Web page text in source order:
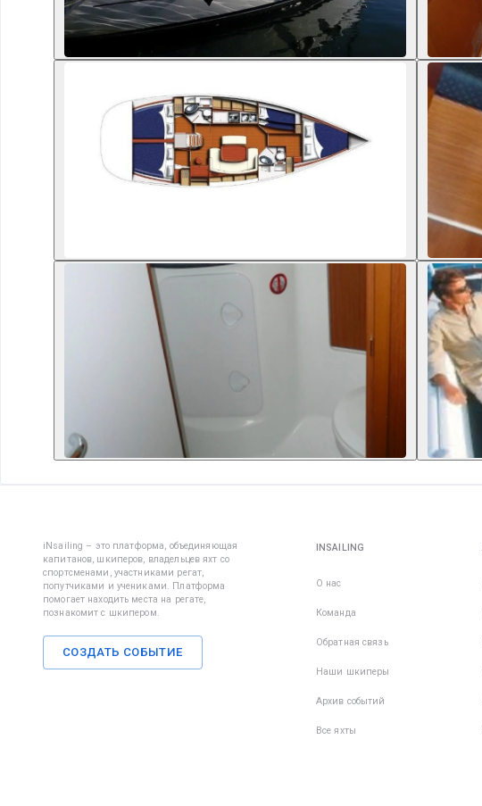
iNsailing – это платформа, объединяющая
капитанов, шкиперов, владельцев яхт со
спортсменами, участниками регат,
попутчиками и учениками. Платформа
помогает находить места на регате,
познакомит с шкипером.
СОЗДАТЬ СОБЫТИЕ
INSAILING
О нас
Команда
Обратная связь
Наши шкиперы
Архив событий
Все яхты